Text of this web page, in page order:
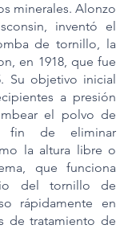
minerales. Alonzo
inventó el
de tornillo, la
en 1918, que fue
Su objetivo inicial
a presión
el polvo de
de eliminar
la altura libre o
que funciona
del tornillo de
rápidamente en
de tratamiento de